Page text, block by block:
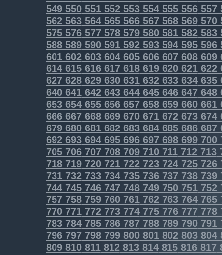
549550551552553554555556557
562563564565566567568569570
575576577578579580581582583
588589590591592593594595596
601602603604605606607608609
614615616617618619620621622
627628629630631632633634635
640641642643644645646647648
653654655656657658659660661
666667668669670671672673674
679680681682683684685686687
692693694695696697698699700
705706707708709710711712713
718719720721722723724725726
731732733734735736737 738739
744745746747748749750751752
757758759760761762763764765
770771772773774775776777 778
783784785786787788789790791
796797798799800801802803804
809810811812813814815816817